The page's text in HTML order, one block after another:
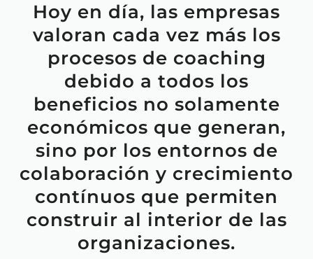
Hoy en día, las empresas
valoran cada vez más los
procesos de coaching
debido a todos los
beneficios no solamente
económicos que generan,
sino por los entornos de
colaboración y crecimiento
contínuos que permiten
construir al interior de las
organizaciones.